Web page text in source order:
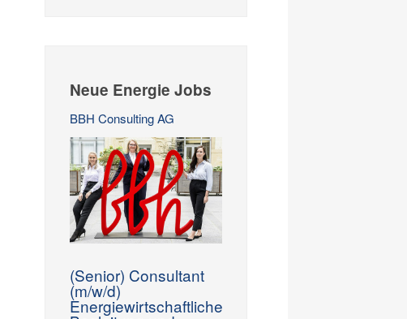
Neue Energie Jobs
BBH Consulting AG
(Senior) Consultant
(m/w/d)
Energiewirtschaftliche